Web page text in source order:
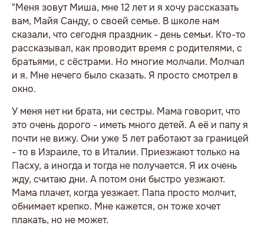
"Меня зовут Миша, мне 12 лет и я хочу рассказать
вам, Майя Санду, о своей семье. В школе нам
сказали, что сегодня праздник - день семьи. Кто-то
рассказывал, как проводит время с родителями, с
братьями, с сёстрами. Но многие молчали. Молчал
и я. Мне нечего было сказать. Я просто смотрел в
окно.
У меня нет ни брата, ни сестры. Мама говорит, что
это очень дорого - иметь много детей. А её и папу я
почти не вижу. Они уже 5 лет работают за границей
- то в Израиле, то в Италии. Приезжают только на
Пасху, а иногда и тогда не получается. Я их очень
жду, считаю дни. А потом они быстро уезжают.
Мама плачет, когда уезжает. Папа просто молчит,
обнимает крепко. Мне кажется, он тоже хочет
плакать, но не может.